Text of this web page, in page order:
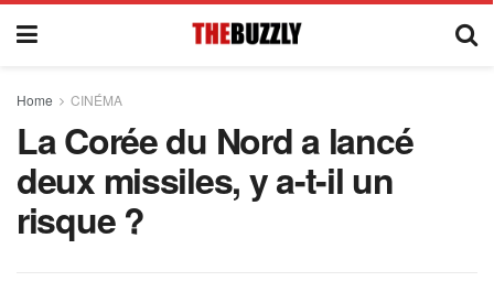
Home CINÉMA
La Corée du Nord a lancé
deux missiles, y a-t-il un
risque ?